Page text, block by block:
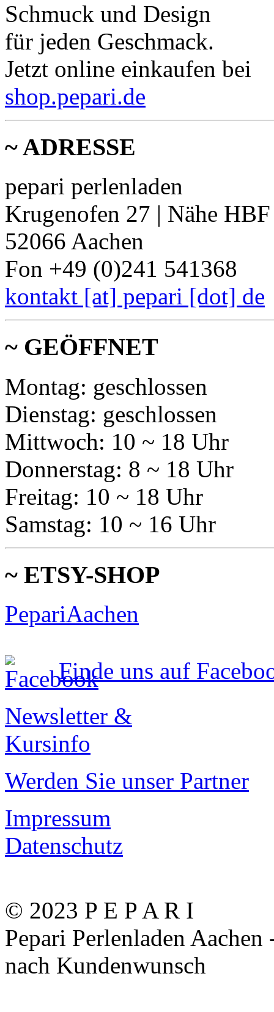
Schmuck und Design
für jeden Geschmack.
Jetzt online einkaufen bei
shop.pepari.de
~ ADRESSE
pepari perlenladen
Krugenofen 27 | Nähe HBF
52066 Aachen
Fon +49 (0)241 541368
kontakt [at] pepari [dot] de
~ GEÖFFNET
Montag: geschlossen
Dienstag: geschlossen
Mittwoch: 10 ~ 18 Uhr
Donnerstag: 8 ~ 18 Uhr
Freitag: 10 ~ 18 Uhr
Samstag: 10 ~ 16 Uhr
~ ETSY-SHOP
PepariAachen
Finde uns auf
Newsletter &
Kursinfo
Werden Sie unser Partner
Impressum
Datenschutz
© 2023 P E P A R I
Pepari Perlenladen
nach Kundenwunsch